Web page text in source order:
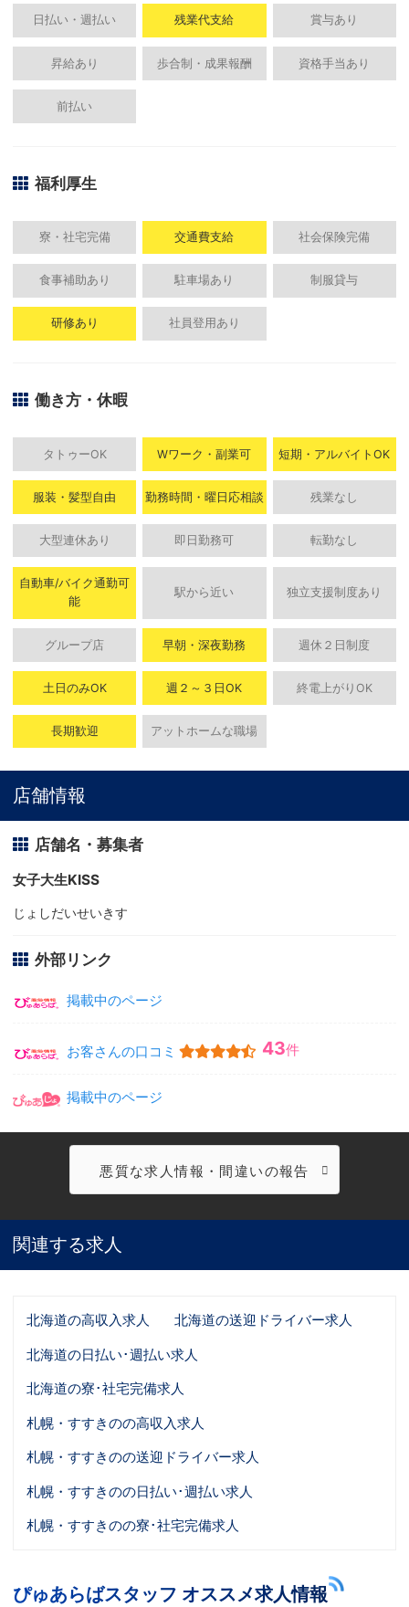
日払い・週払い 残業代支給 賞与あり
昇給あり 歩合制・成果報酬 資格手当あり
前払い
福利厚生
寮・社宅完備 交通費支給 社会保険完備
食事補助あり 駐車場あり 制服貸与
研修あり 社員登用あり
働き方・休暇
タトゥーOK Wワーク・副業可 短期・アルバイトOK
服装・髪型自由 勤務時間・曜日応相談 残業なし
大型連休あり 即日勤務可 転勤なし
自動車/バイク通勤可
能
駅から近い 独立支援制度あり
グループ店 早朝・深夜勤務 週休２日制度
土日のみOK 週２～３日OK 終電上がりOK
長期歓迎 アットホームな職場
店舗情報
店舗名・募集者
女子大生KISS
じょしだいせいきす
外部リンク
掲載中のページ
お客さんの口コミ 43件
掲載中のページ
悪質な求人情報・間違いの報告
関連する求人
北海道の高収入求人
北海道の送迎ドライバー求人
北海道の日払い･週払い求人
北海道の寮･社宅完備求人
札幌・すすきのの高収入求人
札幌・すすきのの送迎ドライバー求人
札幌・すすきのの日払い･週払い求人
札幌・すすきのの寮･社宅完備求人
ぴゅあらばスタッフ オススメ求人情報